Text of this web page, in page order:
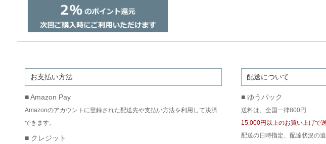
お支払い方法
■ Amazon Pay
Amazonのアカウントに登録された配送先や支払い方法を利用して決済
できます。
■ クレジット
配送について
■ ゆうパック
送料は、全国一律800円
15,000円以上のお買い上げで
配送の日時指定、配達状況の追